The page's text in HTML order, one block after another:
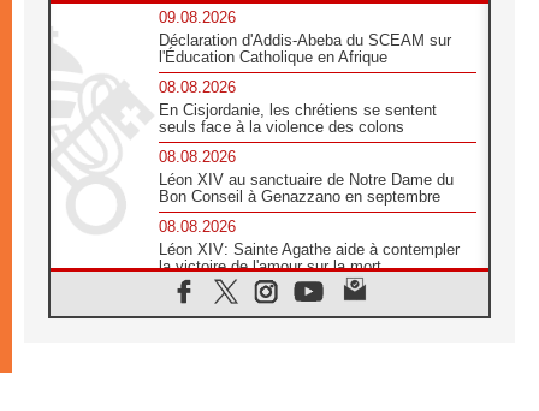
09.08.2026
Déclaration d'Addis-Abeba du SCEAM sur
l'Éducation Catholique en Afrique
08.08.2026
En Cisjordanie, les chrétiens se sentent
seuls face à la violence des colons
08.08.2026
Léon XIV au sanctuaire de Notre Dame du
Bon Conseil à Genazzano en septembre
08.08.2026
Léon XIV: Sainte Agathe aide à contempler
la victoire de l'amour sur la mort
08.08.2026
«Relancer l'empathie», le projet Triennal d'art